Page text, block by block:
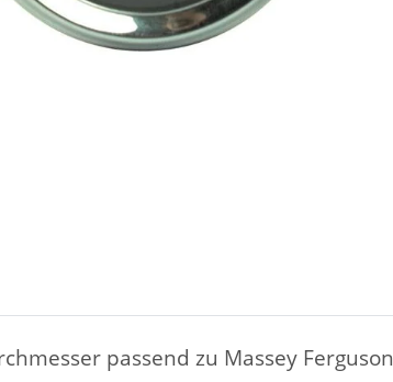
passend zu Massey Ferguson